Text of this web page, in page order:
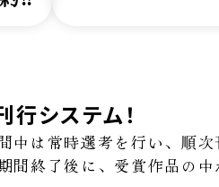
行システム！
中は常時選考を行い、順次
間終了後に、受賞作品の